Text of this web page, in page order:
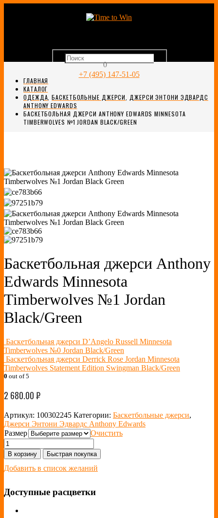
0
+7 (495) 147-51-05
ГЛАВНАЯ
КАТАЛОГ
ОДЕЖДА ,БАСКЕТБОЛЬНЫЕ ДЖЕРСИ
ДЖЕРСИ ЭНТОНИ ЭДВАРДС
ANTHONY EDWARDS
БАСКЕТБОЛЬНАЯ ДЖЕРСИ ANTHONY EDWARDS MINNESOTA
TIMBERWOLVES №1 JORDAN BLACK/GREEN
Баскетбольная джерси Anthony
Edwards Minnesota
Timberwolves №1 Jordan
Black/Green
Баскетбольная джерси D’Angelo Russell Minnesota
Timberwolves №0 Jordan Black/Green
Баскетбольная джерси Derrick Rose Jordan Minnesota
Timberwolves Statement Edition Swingman Black/Green
0 out of 5
2 680.00₽
Артикул: 100302245 Категории: Баскетбольные джерси,
Джерси Энтони Эдвардс Anthony Edwards
Размер
Очистить
В корзину Быстрая покупка
Добавить в список желаний
Доступные расцветки